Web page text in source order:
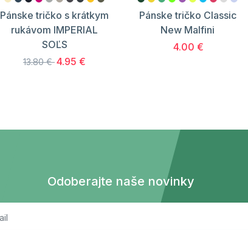
Pánske tričko s krátkym
rukávom IMPERIAL
SOĽS
13.80 €4.95 €
Pánske tričko Classic
New Malfini
4.00 €
Odoberajte naše novinky